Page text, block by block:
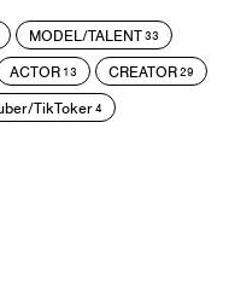
MODEL/TALENT33
ACTOR 13 CREATOR29
TikToker4